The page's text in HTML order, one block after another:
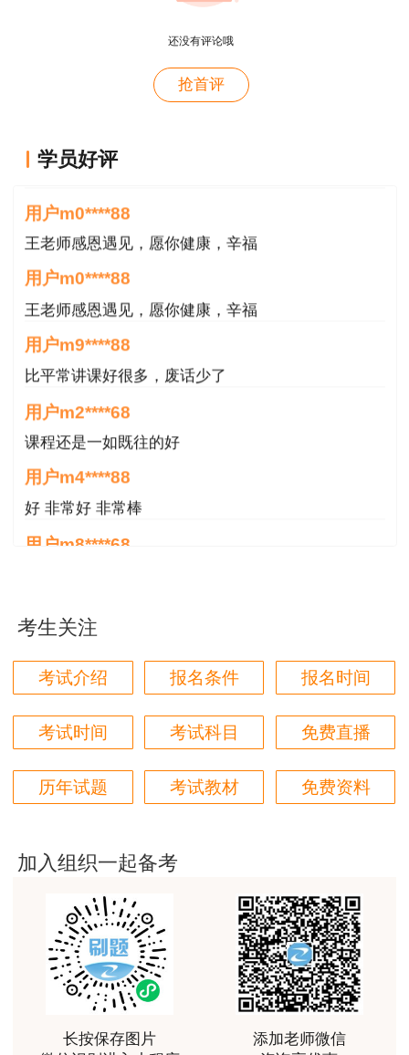
还没有评论哦
抢首评
学员好评
概论就学习了十几天81分，感谢唐老师！
这哪儿是老师啊。保姆式教学。教学从各种角度综合
用户m0****88
用户m0****88
用户m2****68
用户m4****88
用户m8****68
用户m6****66
好
用户m6****66
非常美好
陈老师讲得非常好，特别喜欢听他的课
好好 好 好 好真好
用户Fa****56
认真听完，自己理解，老师确实讲的很好
用户xj****ra
课程课件设计完美，授课老师讲解通俗易懂
考生关注
考试介绍 报名条件 报名时间
考试时间 考试科目 免费直播
历年试题 考试教材 免费资料
加入组织一起备考
长按保存图片
添加老师微信